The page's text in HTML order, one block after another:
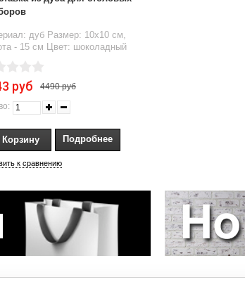
дуб Размер: 10x10 см,
- 15 см Цвет: шоколадный
руб
4490 руб
Подробнее
к сравнению